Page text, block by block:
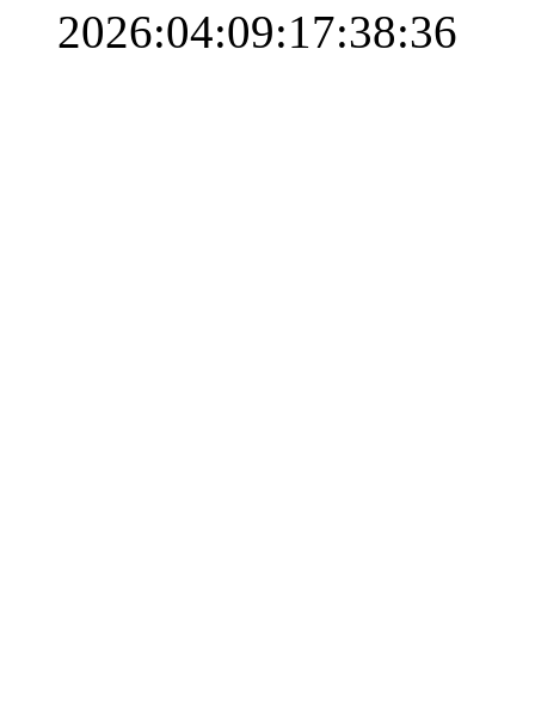
2026:04:09:17:38:36